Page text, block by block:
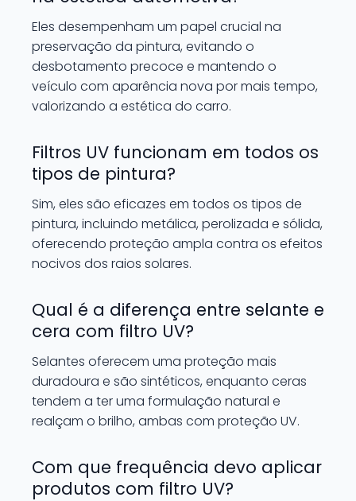
Eles desempenham um papel crucial na
preservação da pintura, evitando o
desbotamento precoce e mantendo o
veículo com aparência nova por mais tempo,
valorizando a estética do carro.
Filtros UV funcionam em todos os
tipos de pintura?
Sim, eles são eficazes em todos os tipos de
pintura, incluindo metálica, perolizada e sólida,
oferecendo proteção ampla contra os efeitos
nocivos dos raios solares.
Qual é a diferença entre selante e
cera com filtro UV?
Selantes oferecem uma proteção mais
duradoura e são sintéticos, enquanto ceras
tendem a ter uma formulação natural e
realçam o brilho, ambas com proteção UV.
Com que frequência devo aplicar
produtos com filtro UV?